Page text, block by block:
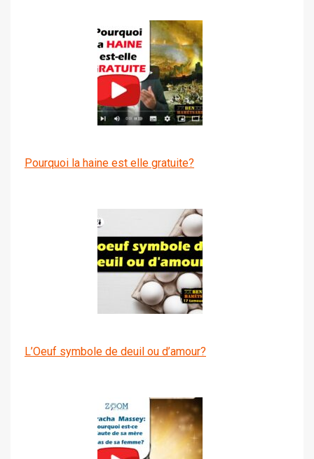
Pourquoi la haine est elle gratuite?
L’Oeuf symbole de deuil ou d’amour?